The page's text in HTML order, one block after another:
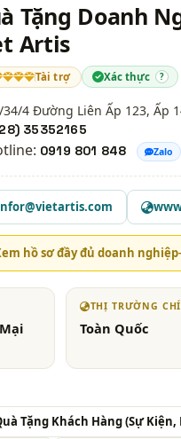
Tặng Doanh
Artis
Tài trợ Xác thực ?
34/4 Đường Liên Ấp 123, Ấp
35352165
0919 801 848 Zalo
hồ sơ đầy đủ doanh nghiệp
THỊ TRƯỜNG
Toàn Quốc
Tặng Khách Hàng (Sự